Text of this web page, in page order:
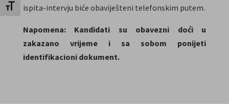
Uključi / isključi veličinu fonta
ispita-intervju biće obaviješteni telefonskim putem.
Napomena: Kandidati su obavezni doći u
zakazano vrijeme i sa sobom ponijeti
identifikacioni dokument.